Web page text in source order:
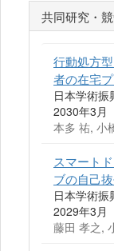
共同研究・
行動処方
者の在宅
日本学術
2030年3月
本多 祐, 小
スマート
ブの自己
日本学術
2029年3月
藤田 孝之,